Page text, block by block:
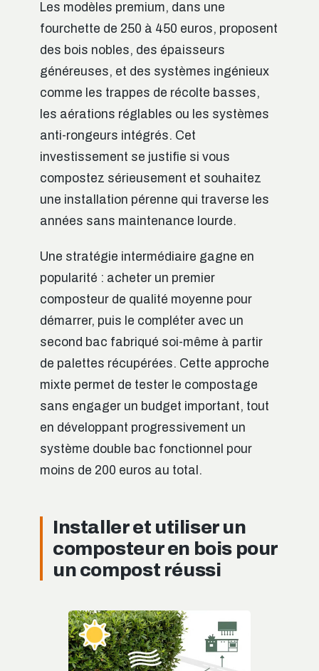
Les modèles premium, dans une
fourchette de 250 à 450 euros, proposent
des bois nobles, des épaisseurs
généreuses, et des systèmes ingénieux
comme les trappes de récolte basses,
les aérations réglables ou les systèmes
anti-rongeurs intégrés. Cet
investissement se justifie si vous
compostez sérieusement et souhaitez
une installation pérenne qui traverse les
années sans maintenance lourde.
Une stratégie intermédiaire gagne en
popularité : acheter un premier
composteur de qualité moyenne pour
démarrer, puis le compléter avec un
second bac fabriqué soi-même à partir
de palettes récupérées. Cette approche
mixte permet de tester le compostage
sans engager un budget important, tout
en développant progressivement un
système double bac fonctionnel pour
moins de 200 euros au total.
Installer et utiliser un
composteur en bois pour
un compost réussi